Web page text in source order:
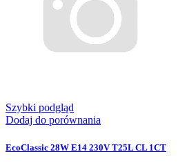
Szybki podgląd
Dodaj do porównania
EcoClassic 28W E14 230V T25L CL 1CT